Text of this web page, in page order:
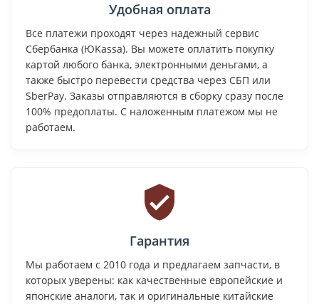
Удобная оплата
Все платежи проходят через надежный сервис
Сбербанка (ЮKassa). Вы можете оплатить покупку
картой любого банка, электронными деньгами, а
также быстро перевести средства через СБП или
SberPay. Заказы отправляются в сборку сразу после
100% предоплаты. С наложенным платежом мы не
работаем.
Гарантия
Мы работаем с 2010 года и предлагаем запчасти, в
которых уверены: как качественные европейские и
японские аналоги, так и оригинальные китайские